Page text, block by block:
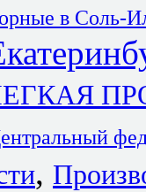
в Соль-
ЛЕГКАЯ
,